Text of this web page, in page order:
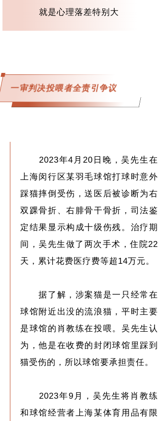
就是心理落差特别大
一审判决投喂者全责引争议
2023年4月20日晚，吴先生在
上海闵行区某羽毛球馆打球时意外
踩猫摔倒受伤，送医后被诊断为右
双踝骨折、右腓骨干骨折，司法鉴
定结果显示构成十级伤残。治疗期
间，吴先生做了两次手术，住院22
天，累计花费医疗费等超14万元。
据了解，涉案猫是一只经常在
球馆附近出没的流浪猫，平时主要
是球馆的肖教练在投喂。吴先生认
为，他是在收费的封闭球馆里踩到
猫受伤的，所以球馆要承担责任。
2023年9月，吴先生将肖教练
和球馆经营者上海某体育用品有限